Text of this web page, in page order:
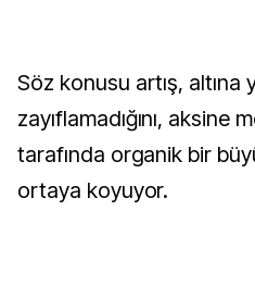
Söz konusu artış, altına
zayıflamadığını, aksine
tarafında organik bir
ortaya koyuyor.